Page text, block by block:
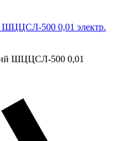
ШЦЦСЛ-500 0,01 электр.